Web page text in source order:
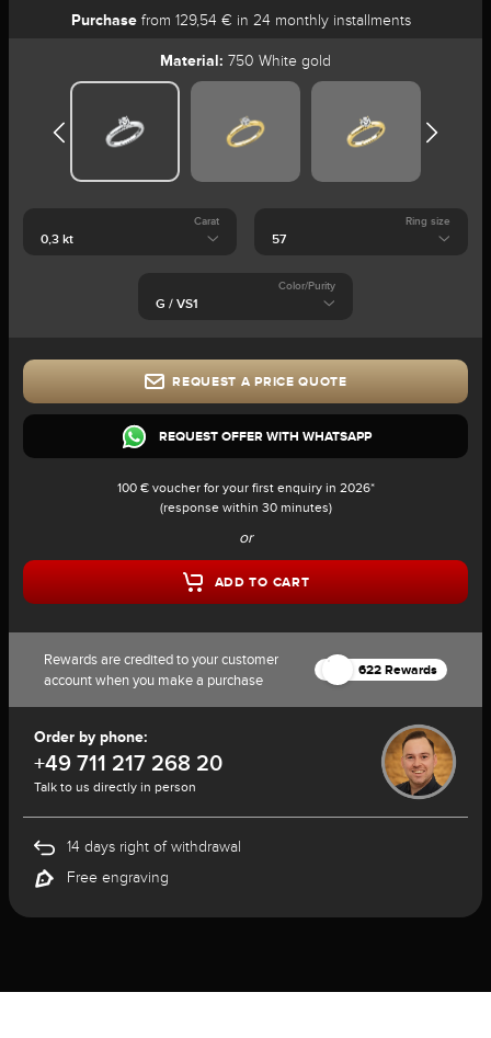
Purchase from 129,54 € in 24 monthly installments
Material: 750 White gold
Carat Ring size
Color/Purity
REQUEST A PRICE QUOTE
REQUEST OFFER WITH WHATSAPP
100 € voucher for your first enquiry in 2026*
(response within 30 minutes)
or
ADD TO CART
Rewards are credited to your customer
account when you make a purchase
622 Rewards
Order by phone:
+49 711 217 268 20
Talk to us directly in person
14 days right of withdrawal
Free engraving